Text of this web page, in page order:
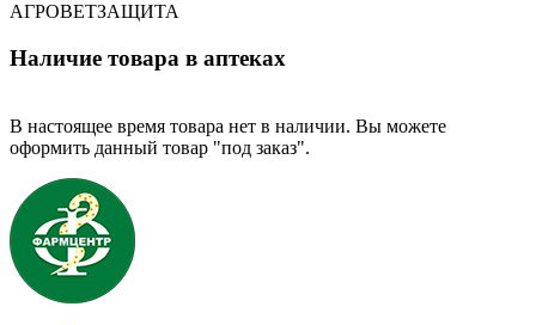
АГРОВЕТЗАЩИТА
Наличие товара в аптеках
В настоящее время товара нет в наличии. Вы можете
оформить данный товар "под заказ".